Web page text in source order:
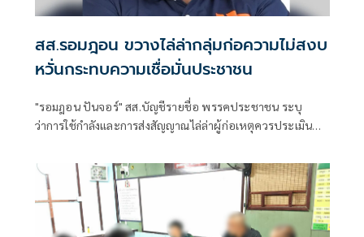
สส.รอมฎอน ขวางไล่ล่ากลุ่มก่อความไม่สงบ
หวั่นกระทบความเชื่อมั่นประชาชน
"รอมฎอน ปันจอร์" สส.บัญชีรายชื่อ พรรคประชาชน ระบุ
ว่าการใช้กำลังและการส่งสัญญาณไล่ล่าผู้ก่อเหตุควรประเมิน